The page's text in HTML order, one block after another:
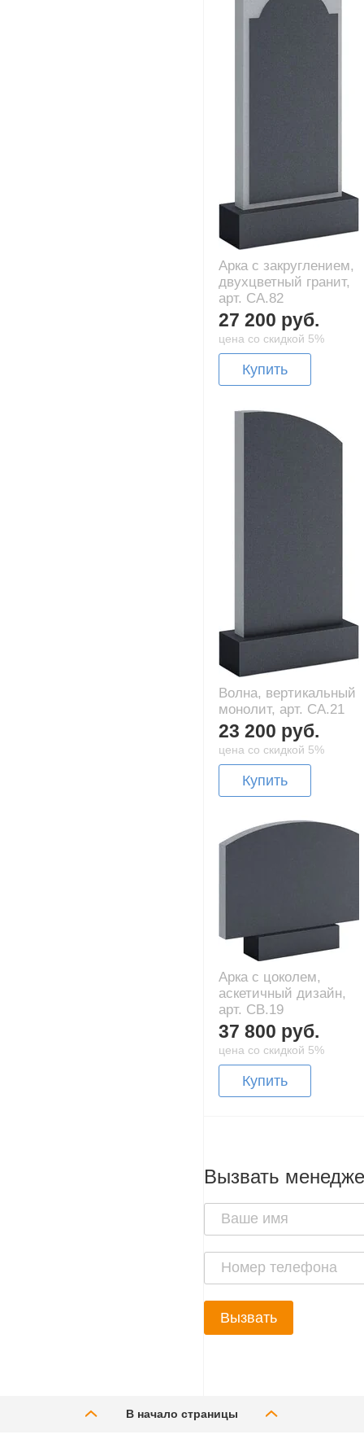
Арка с закруглением,
двухцветный гранит,
арт. CA.82
27 200 руб.
цена со скидкой 5%
Купить
Волна, вертикальный
монолит, арт. CA.21
23 200 руб.
цена со скидкой 5%
Купить
Арка с цоколем,
аскетичный дизайн,
арт. CB.19
37 800 руб.
цена со скидкой 5%
Купить
Вызвать
Вызвать
В начало страницы